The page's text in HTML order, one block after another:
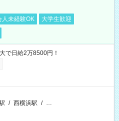
人未経験OK
大学生歓迎
で日給2万8500円！
/ 西横浜駅 / …